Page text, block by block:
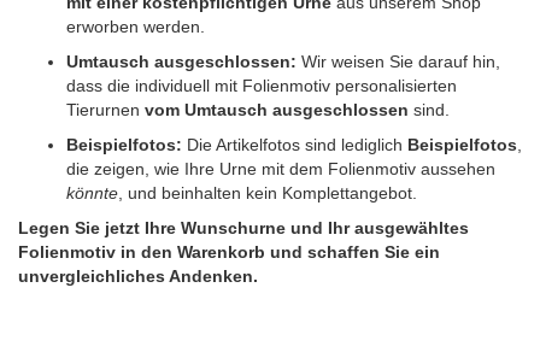
erworben werden.
Umtausch ausgeschlossen: Wir weisen Sie darauf hin,
dass die individuell mit Folienmotiv personalisierten
Tierurnen vom Umtausch ausgeschlossen sind.
Beispielfotos: Die Artikelfotos sind lediglich Beispielfotos,
die zeigen, wie Ihre Urne mit dem Folienmotiv aussehen
könnte, und beinhalten kein Komplettangebot.
Legen Sie jetzt Ihre Wunschurne und Ihr ausgewähltes
Folienmotiv in den Warenkorb und schaffen Sie ein
unvergleichliches Andenken.